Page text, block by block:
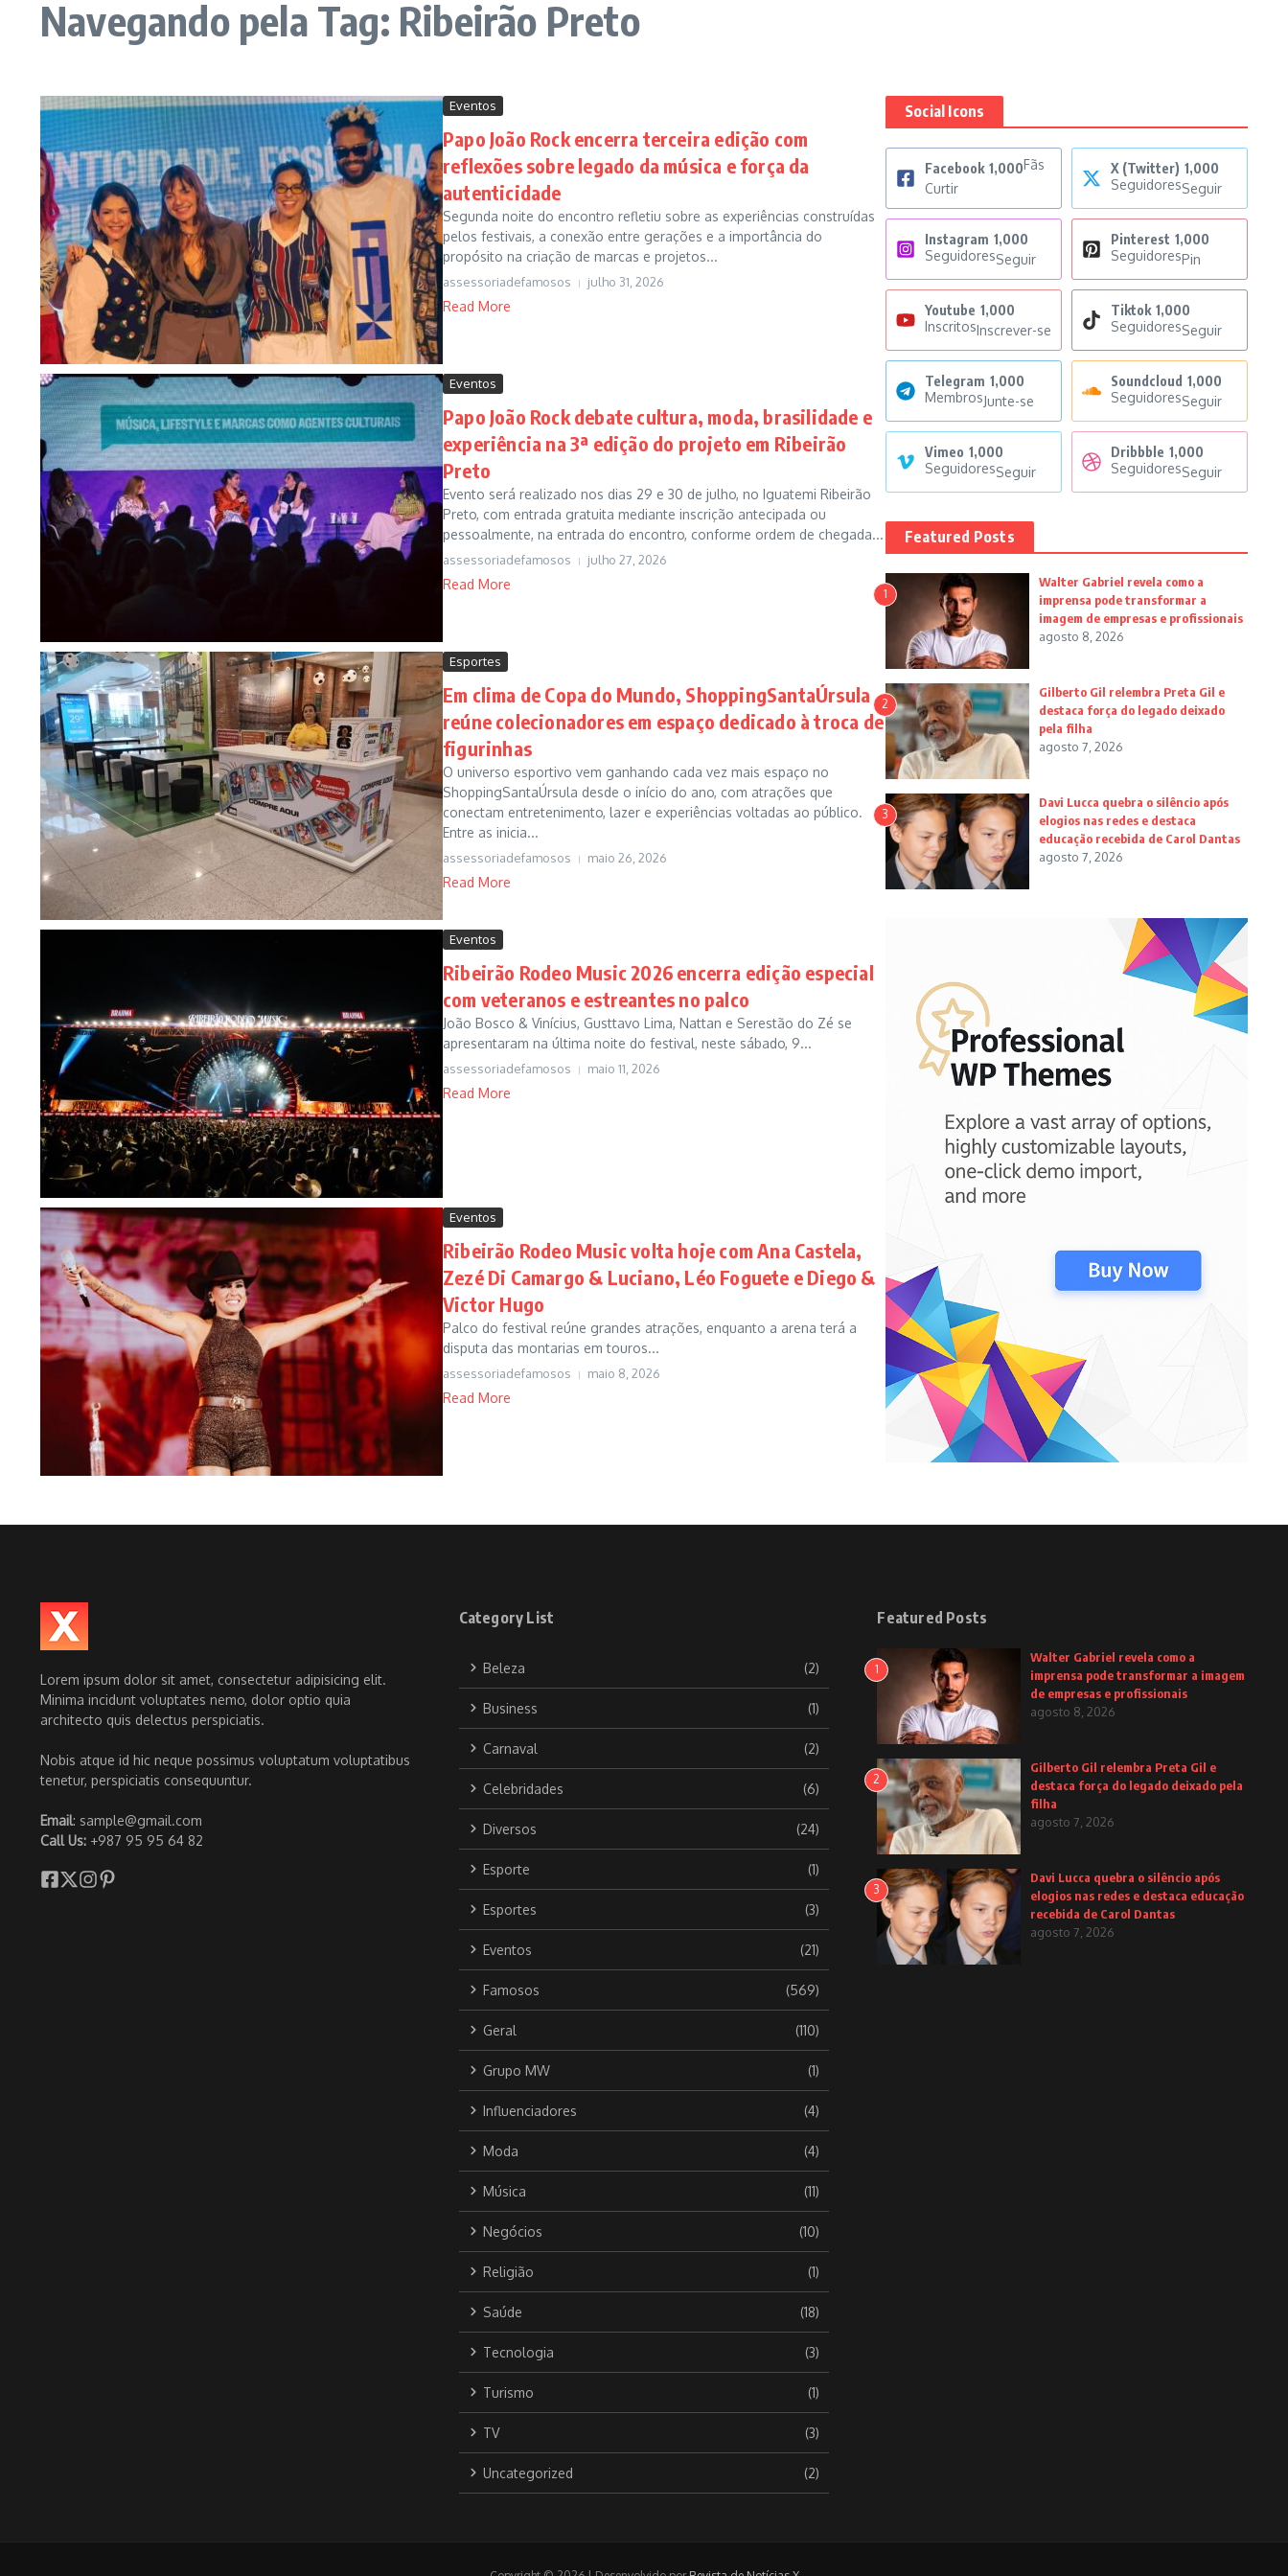
Navegando pela Tag: Ribeirão Preto
Eventos
Papo João Rock encerra terceira edição com
reflexões sobre legado da música e força da
autenticidade
Segunda noite do encontro refletiu sobre as experiências construídas
pelos festivais, a conexão entre gerações e a importância do
propósito na criação de marcas e projetos...
assessoriadefamosos julho 31, 2026
Read More
Eventos
Papo João Rock debate cultura, moda, brasilidade e
experiência na 3ª edição do projeto em Ribeirão
Preto
Evento será realizado nos dias 29 e 30 de julho, no Iguatemi Ribeirão
Preto, com entrada gratuita mediante inscrição antecipada ou
pessoalmente, na entrada do encontro, conforme ordem de chegada...
assessoriadefamosos julho 27, 2026
Read More
Esportes
Em clima de Copa do Mundo, ShoppingSantaÚrsula
reúne colecionadores em espaço dedicado à troca de
figurinhas
O universo esportivo vem ganhando cada vez mais espaço no
ShoppingSantaÚrsula desde o início do ano, com atrações que
conectam entretenimento, lazer e experiências voltadas ao público.
Entre as inicia...
assessoriadefamosos maio 26, 2026
Read More
Eventos
Ribeirão Rodeo Music 2026 encerra edição especial
com veteranos e estreantes no palco
João Bosco & Vinícius, Gusttavo Lima, Nattan e Serestão do Zé se
apresentaram na última noite do festival, neste sábado, 9...
assessoriadefamosos maio 11, 2026
Read More
Eventos
Ribeirão Rodeo Music volta hoje com Ana Castela,
Zezé Di Camargo & Luciano, Léo Foguete e Diego &
Victor Hugo
Palco do festival reúne grandes atrações, enquanto a arena terá a
disputa das montarias em touros...
assessoriadefamosos maio 8, 2026
Read More
Social Icons
Facebook 1,000Fãs
Curtir
X (Twitter) 1,000
SeguidoresSeguir
Instagram 1,000
SeguidoresSeguir
Pinterest 1,000
SeguidoresPin
Youtube 1,000
InscritosInscrever-se
Tiktok 1,000
SeguidoresSeguir
Telegram 1,000
MembrosJunte-se
Soundcloud 1,000
SeguidoresSeguir
Vimeo 1,000
SeguidoresSeguir
Dribbble 1,000
SeguidoresSeguir
Featured Posts
1
Walter Gabriel revela como a
imprensa pode transformar a
imagem de empresas e profissionais
agosto 8, 2026
2
Gilberto Gil relembra Preta Gil e
destaca força do legado deixado
pela filha
agosto 7, 2026
3
Davi Lucca quebra o silêncio após
elogios nas redes e destaca
educação recebida de Carol Dantas
agosto 7, 2026
Lorem ipsum dolor sit amet, consectetur adipisicing elit.
Minima incidunt voluptates nemo, dolor optio quia
architecto quis delectus perspiciatis.
Nobis atque id hic neque possimus voluptatum voluptatibus
tenetur, perspiciatis consequuntur.
Email: sample@gmail.com
Call Us: +987 95 95 64 82
Category List
Beleza (2)
Business (1)
Carnaval (2)
Celebridades (6)
Diversos (24)
Esporte (1)
Esportes (3)
Eventos (21)
Famosos (569)
Geral (110)
Grupo MW (1)
Influenciadores (4)
Moda (4)
Música (11)
Negócios (10)
Religião (1)
Saúde (18)
Tecnologia (3)
Turismo (1)
TV (3)
Uncategorized (2)
Featured Posts
1
Walter Gabriel revela como a
imprensa pode transformar a imagem
de empresas e profissionais
agosto 8, 2026
2
Gilberto Gil relembra Preta Gil e
destaca força do legado deixado pela
filha
agosto 7, 2026
3
Davi Lucca quebra o silêncio após
elogios nas redes e destaca educação
recebida de Carol Dantas
agosto 7, 2026